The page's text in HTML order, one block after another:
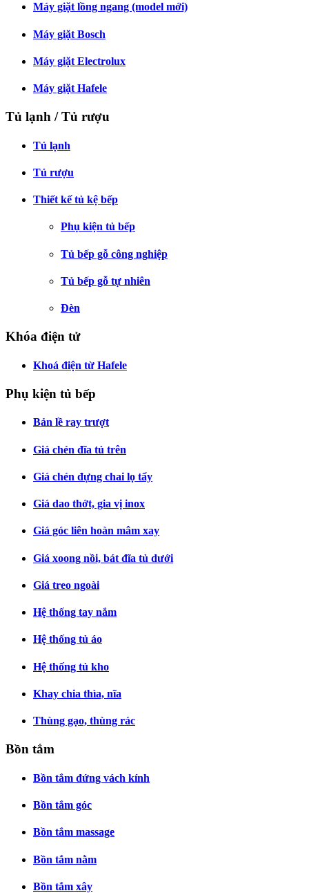
Máy giặt lồng ngang (model mới)
Máy giặt Bosch
Máy giặt Electrolux
Máy giặt Hafele
Tủ lạnh / Tủ rượu
Tủ lạnh
Tủ rượu
Thiết kế tủ kệ bếp
Phụ kiện tủ bếp
Tủ bếp gỗ công nghiệp
Tủ bếp gỗ tự nhiên
Đèn
Khóa điện tử
Khoá điện từ Hafele
Phụ kiện tủ bếp
Bản lề ray trượt
Giá chén đĩa tủ trên
Giá chén đựng chai lọ tẩy
Giá dao thớt, gia vị inox
Giá góc liên hoàn mâm xay
Giá xoong nồi, bát đĩa tủ dưới
Giá treo ngoài
Hệ thống tay nắm
Hệ thống tủ áo
Hệ thống tủ kho
Khay chia thìa, nĩa
Thùng gạo, thùng rác
Bồn tắm
Bồn tắm đứng vách kính
Bồn tắm góc
Bồn tắm massage
Bồn tắm nằm
Bồn tắm xây